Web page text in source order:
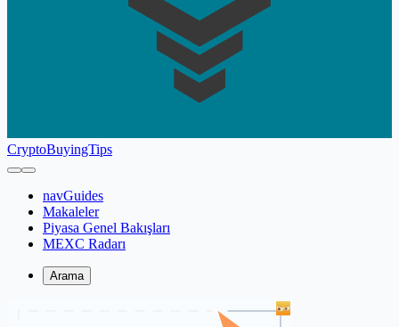
CryptoBuyingTips
navGuides
Makaleler
Piyasa Genel Bakışları
MEXC Radarı
Arama